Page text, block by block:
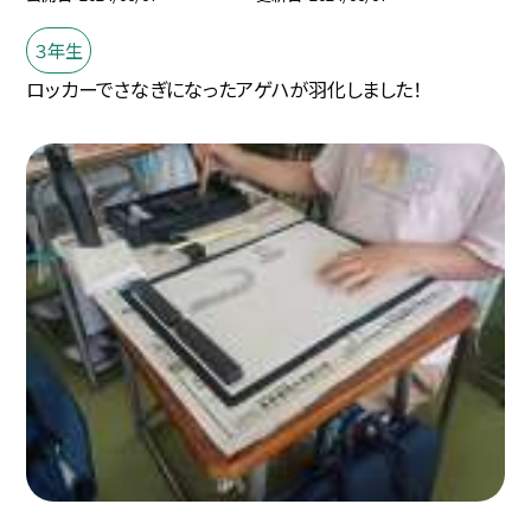
３年生
ロッカーでさなぎになったアゲハが羽化しました！